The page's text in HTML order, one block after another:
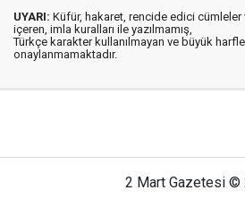
UYARI: Küfür, hakaret, rencide edici cümleler
içeren, imla kuralları ile yazılmamış,
Türkçe karakter kullanılmayan ve büyük
onaylanmamaktadır.
2 Mart Gazetesi ©